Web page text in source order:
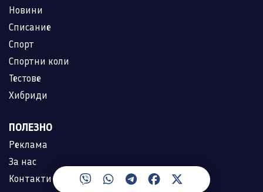
Новини
Списание
Спорт
Спортни коли
Тестове
Хибриди
ПОЛЕЗНО
Реклама
За нас
Контакти